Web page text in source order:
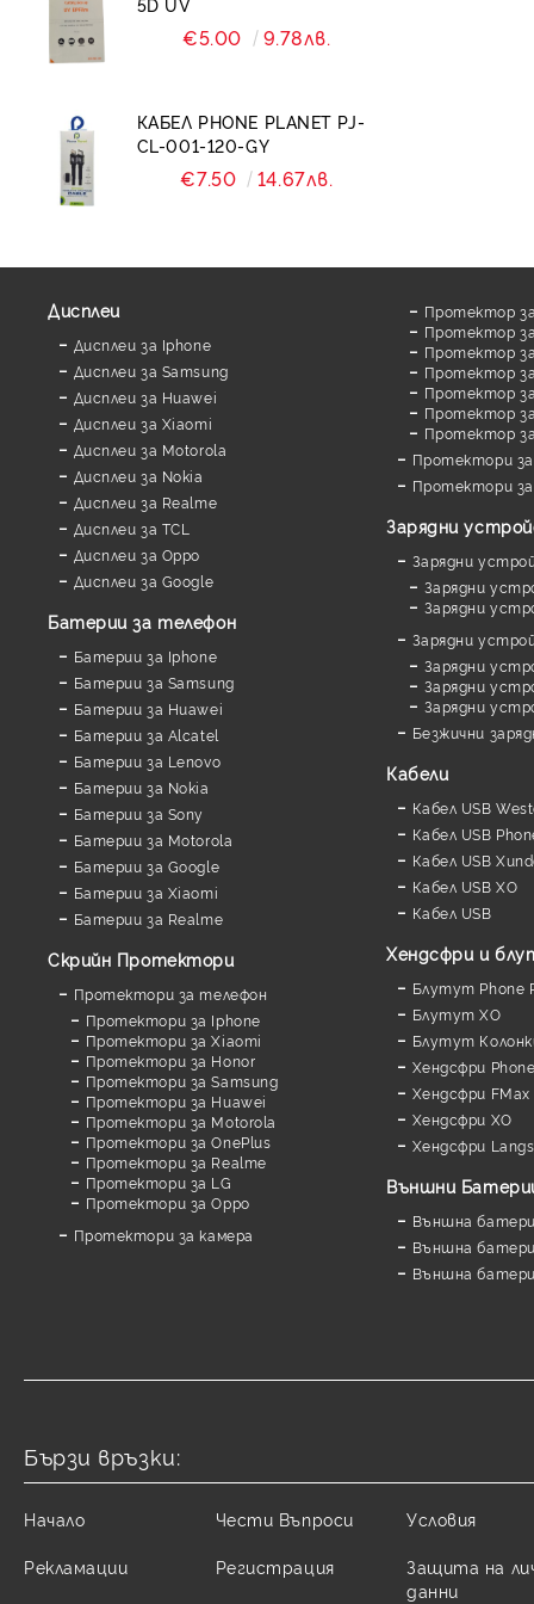
Калъфи X level
Калъфи MMkio
Калъфи за AirPod
Калъфи UAG
€5.00 9.78лв.
КАБЕЛ PHONE PLANET PJ-
CL-001-120-GY
€7.50 14.67лв.
Дисплеи
Дисплеи за Iphone
Дисплеи за Samsung
Дисплеи за Huawei
Дисплеи за Xiaomi
Дисплеи за Motorola
Дисплеи за Nokia
Дисплеи за Realme
Дисплеи за TCL
Дисплеи за Oppo
Дисплеи за Google
Батерии за телефон
Батерии за Iphone
Батерии за Samsung
Батерии за Huawei
Батерии за Alcatel
Батерии за Lenovo
Батерии за Nokia
Батерии за Sony
Батерии за Motorola
Батерии за Google
Батерии за Xiaomi
Батерии за Realme
Скрийн Протектори
Протектори за телефон
Протектори за Iphone
Протектори за Xiaomi
Протектори за Honor
Протектори за Samsung
Протектори за Huawei
Протектори за Motorola
Протектори за OnePlus
Протектори за Realme
Протектори за LG
Протектори за Oppo
Протектори за камера
Протектор
Протектор
Протектор
Протектор
Протектор
Протектор
Протектор
Протектори
Протектори
Зарядни
Зарядни
Зарядни
Зарядни
Зарядни
Зарядни
Зарядни
Зарядни
Безжични
Кабели
Кабел USB
Кабел USB
Кабел USB
Кабел USB XO
Кабел USB
Хендсфри и
Блутут Phone
Блутут XO
Блутут
Хендсфри
Хендсфри FMax
Хендсфри XO
Хендсфри
Външни
Външна
Външна
Външна
Бързи връзки:
Начало
Рекламации
Чести Въпроси
Регистрация
Условия
Защита на
данни